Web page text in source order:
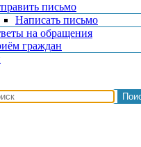
письмо
Написать письмо
на обращения
граждан